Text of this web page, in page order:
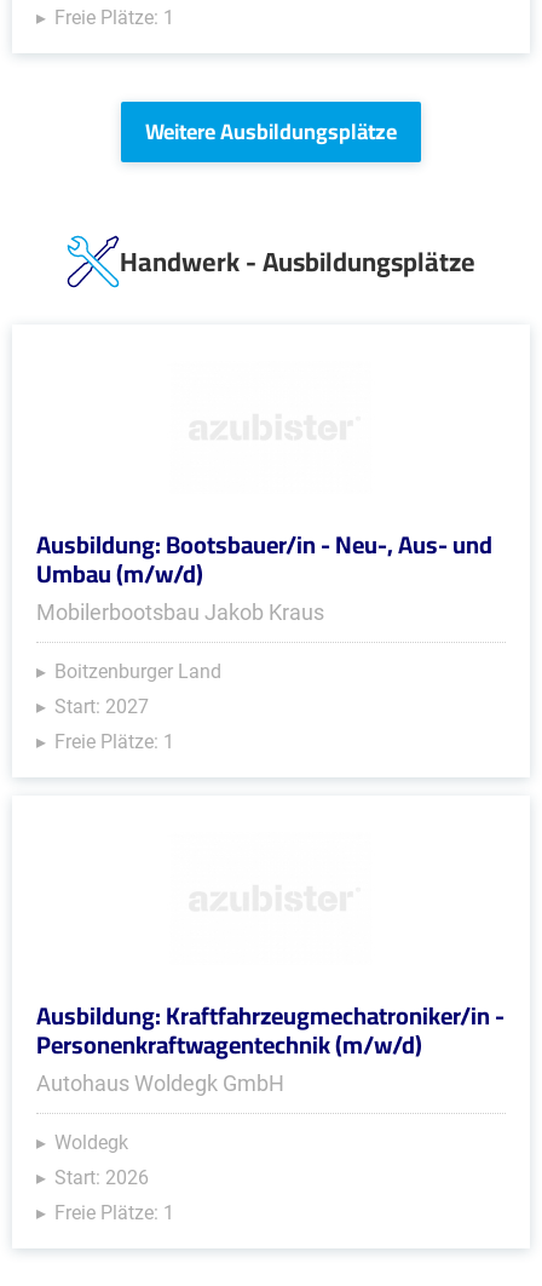
Freie Plätze: 1
Weitere Ausbildungsplätze
Handwerk - Ausbildungsplätze
Ausbildung: Bootsbauer/in - Neu-, Aus- und
Umbau (m/w/d)
Mobilerbootsbau Jakob Kraus
Boitzenburger Land
Start: 2027
Freie Plätze: 1
Ausbildung: Kraftfahrzeugmechatroniker/in -
Personenkraftwagentechnik (m/w/d)
Autohaus Woldegk GmbH
Woldegk
Start: 2026
Freie Plätze: 1